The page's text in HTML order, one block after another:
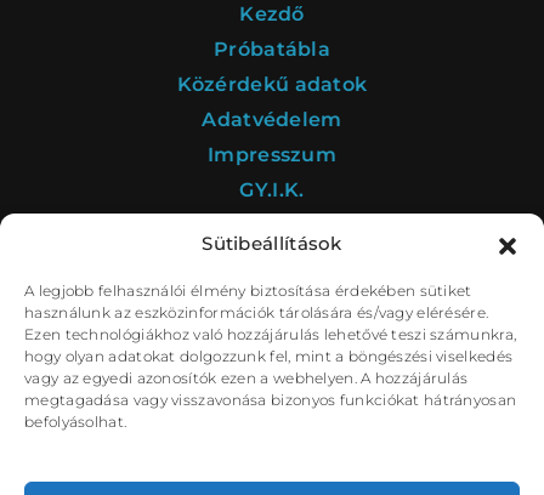
Sütibeállítások
A legjobb felhasználói élmény biztosítása érdekében sütiket
használunk az eszközinformációk tárolására és/vagy elérésére.
Ezen technológiákhoz való hozzájárulás lehetővé teszi számunkra,
hogy olyan adatokat dolgozzunk fel, mint a böngészési viselkedés
vagy az egyedi azonosítók ezen a webhelyen. A hozzájárulás
megtagadása vagy visszavonása bizonyos funkciókat hátrányosan
befolyásolhat.
Kezdő
Próbatábla
Közérdekű adatok
Adatvédelem
Impresszum
GY.I.K.
A Déryné Program kultúrstratégiai intézménye a
Nemzeti Színház.